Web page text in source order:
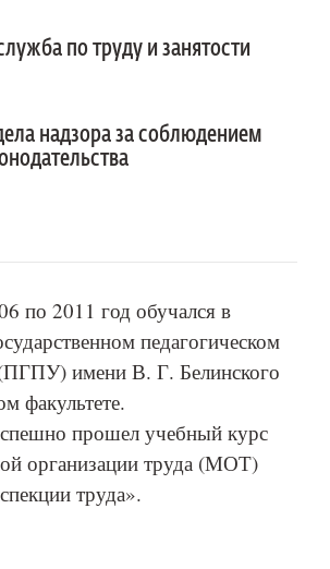
по труду и занятости
надзора за соблюдением
по 2011 год обучался в
педагогическом
(ПГПУ) имени В. Г. Белинского
факультете.
прошел учебный курс
организации труда (МОТ)
труда».